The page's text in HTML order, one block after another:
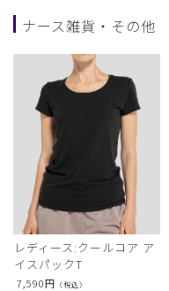
ナース雑貨・その他
レディース:クールコア ア
イスパックT
7,590円 （税込）